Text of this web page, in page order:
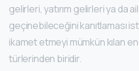
gelirleri, yatırım gelirleri ya da
geçinebileceğini kanıtlaması
ikamet etmeyi mümkün kılan
türlerinden biridir.